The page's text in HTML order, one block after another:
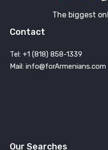
The biggest
Contact
Tel: +1 (818) 858-1339
Mail: info@forArmenians.com
Our Searches